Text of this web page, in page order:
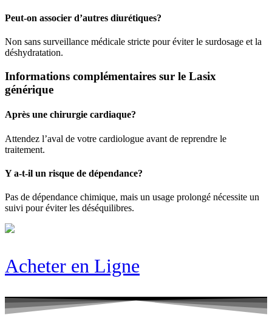
Peut-on associer d’autres diurétiques?
Non sans surveillance médicale stricte pour éviter le surdosage et la
déshydratation.
Informations complémentaires sur le Lasix
générique
Après une chirurgie cardiaque?
Attendez l’aval de votre cardiologue avant de reprendre le
traitement.
Y a-t-il un risque de dépendance?
Pas de dépendance chimique, mais un usage prolongé nécessite un
suivi pour éviter les déséquilibres.
Acheter en Ligne